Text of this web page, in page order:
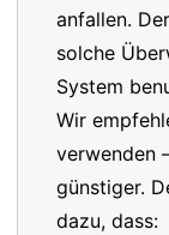
anfallen.
solche
System
Wir
verwenden
günstiger.
dazu, dass: